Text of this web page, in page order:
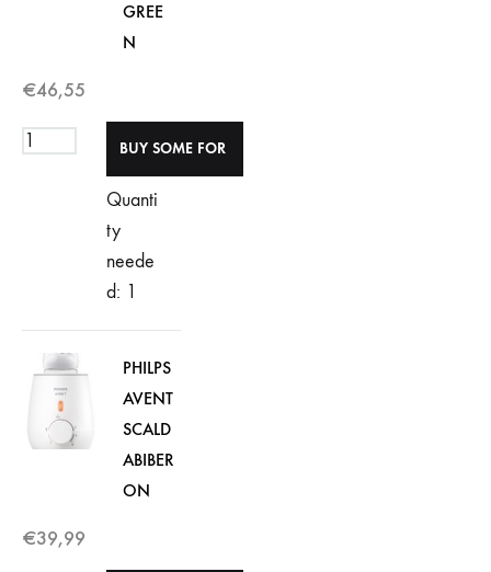
GREE
N
€46,55
Quanti
ty
neede
d: 1
PHILPS
AVENT
SCALD
ABIBER
ON
€39,99